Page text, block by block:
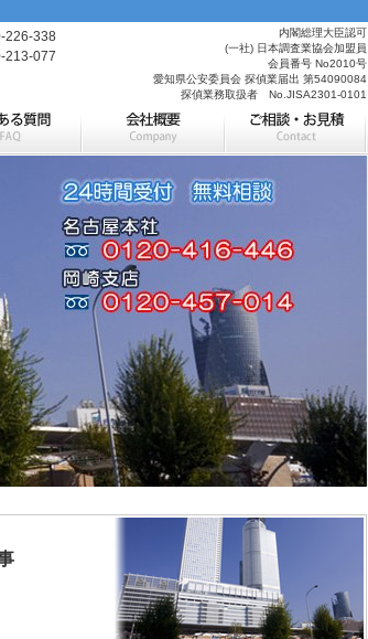
226-338
213-077
内閣総理大臣認可
(一社) 日本調査業協会加盟員
会員番号 No2010号
愛知県公安委員会 探偵業届出 第54090084
探偵業務取扱者 No.JISA2301-0101
事